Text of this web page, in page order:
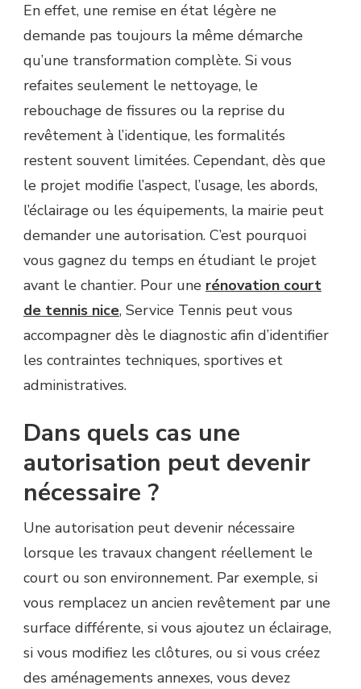
COURT
DE
TENNIS
À
NICE
?
En effet, une remise en état légère ne
demande pas toujours la même démarche
qu’une transformation complète. Si vous
refaites seulement le nettoyage, le
rebouchage de fissures ou la reprise du
revêtement à l’identique, les formalités
restent souvent limitées. Cependant, dès que
le projet modifie l’aspect, l’usage, les abords,
l’éclairage ou les équipements, la mairie peut
demander une autorisation. C’est pourquoi
vous gagnez du temps en étudiant le projet
avant le chantier. Pour une rénovation court
de tennis nice, Service Tennis peut vous
accompagner dès le diagnostic afin d’identifier
les contraintes techniques, sportives et
administratives.
Dans quels cas une
autorisation peut devenir
nécessaire ?
Une autorisation peut devenir nécessaire
lorsque les travaux changent réellement le
court ou son environnement. Par exemple, si
vous remplacez un ancien revêtement par une
surface différente, si vous ajoutez un éclairage,
si vous modifiez les clôtures, ou si vous créez
des aménagements annexes, vous devez